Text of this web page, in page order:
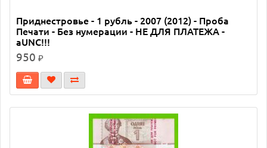
Приднестровье - 1 рубль - 2007 (2012) - Проба
Печати - Без нумерации - НЕ ДЛЯ ПЛАТЕЖА -
aUNC!!!
950 ₽